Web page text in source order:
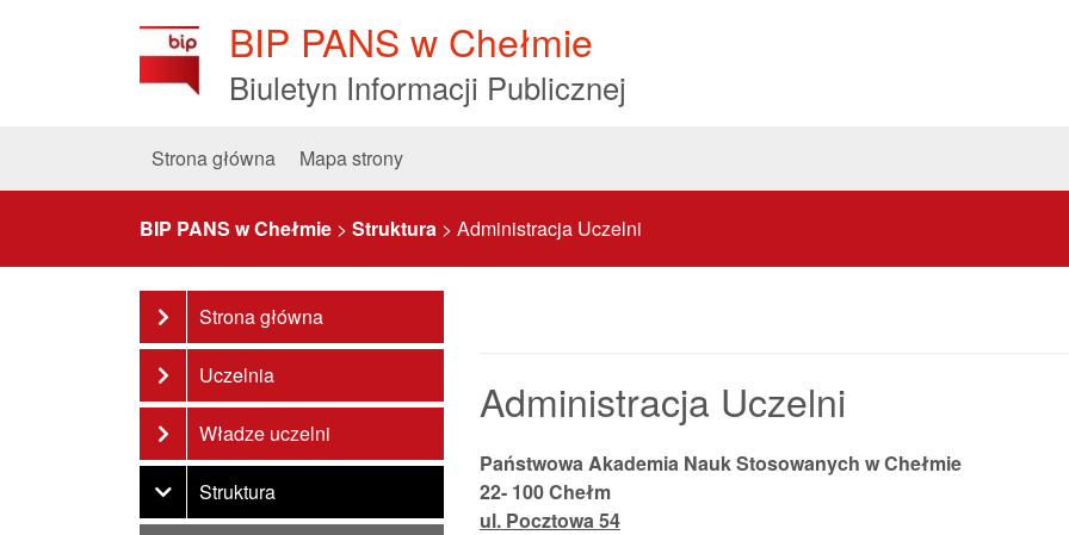
BIP PANS w Chełmie
Biuletyn Informacji Publicznej
Strona główna
Mapa strony
BIP PANS w Chełmie > Struktura > Administracja Uczelni
Strona główna
Uczelnia
Władze uczelni
Struktura
Administracja Uczelni
Państwowa Akademia Nauk Stosowanych w Chełmie
22- 100 Chełm
ul. Pocztowa 54